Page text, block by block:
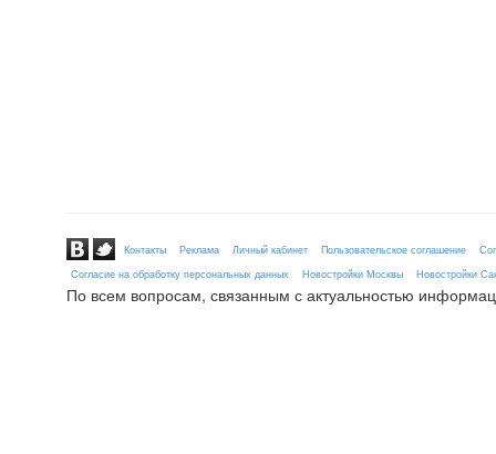
Контакты Реклама Личный кабинет Пользовательское соглашение
Согласие на обработку персональных данных
Новостройки Москвы Новостройки
По всем вопросам, связанным с актуальностью